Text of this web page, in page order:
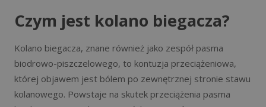
Czym jest kolano biegacza?
Kolano biegacza, znane również jako zespół pasma
biodrowo-piszczelowego, to kontuzja przeciążeniowa,
której objawem jest bólem po zewnętrznej stronie stawu
kolanowego. Powstaje na skutek przeciążenia pasma